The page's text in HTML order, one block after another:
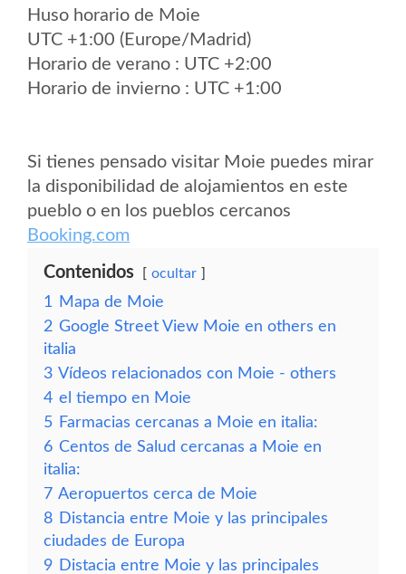
Huso horario de Moie
UTC +1:00 (Europe/Madrid)
Horario de verano : UTC +2:00
Horario de invierno : UTC +1:00
Si tienes pensado visitar Moie puedes mirar
la disponibilidad de alojamientos en este
pueblo o en los pueblos cercanos
Booking.com
Contenidos ocultar
1
Mapa de Moie
2 Google Street View Moie en others en
italia
3 Vídeos relacionados con Moie - others
4 el tiempo en Moie
5 Farmacias cercanas a Moie en italia:
6 Centos de Salud cercanas a Moie en
italia:
7 Aeropuertos cerca de Moie
8 Distancia entre Moie y las principales
ciudades de Europa
9 Distacia entre Moie y las principales